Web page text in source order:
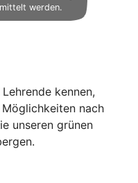
werden.
kennen,
nach
unseren grünen